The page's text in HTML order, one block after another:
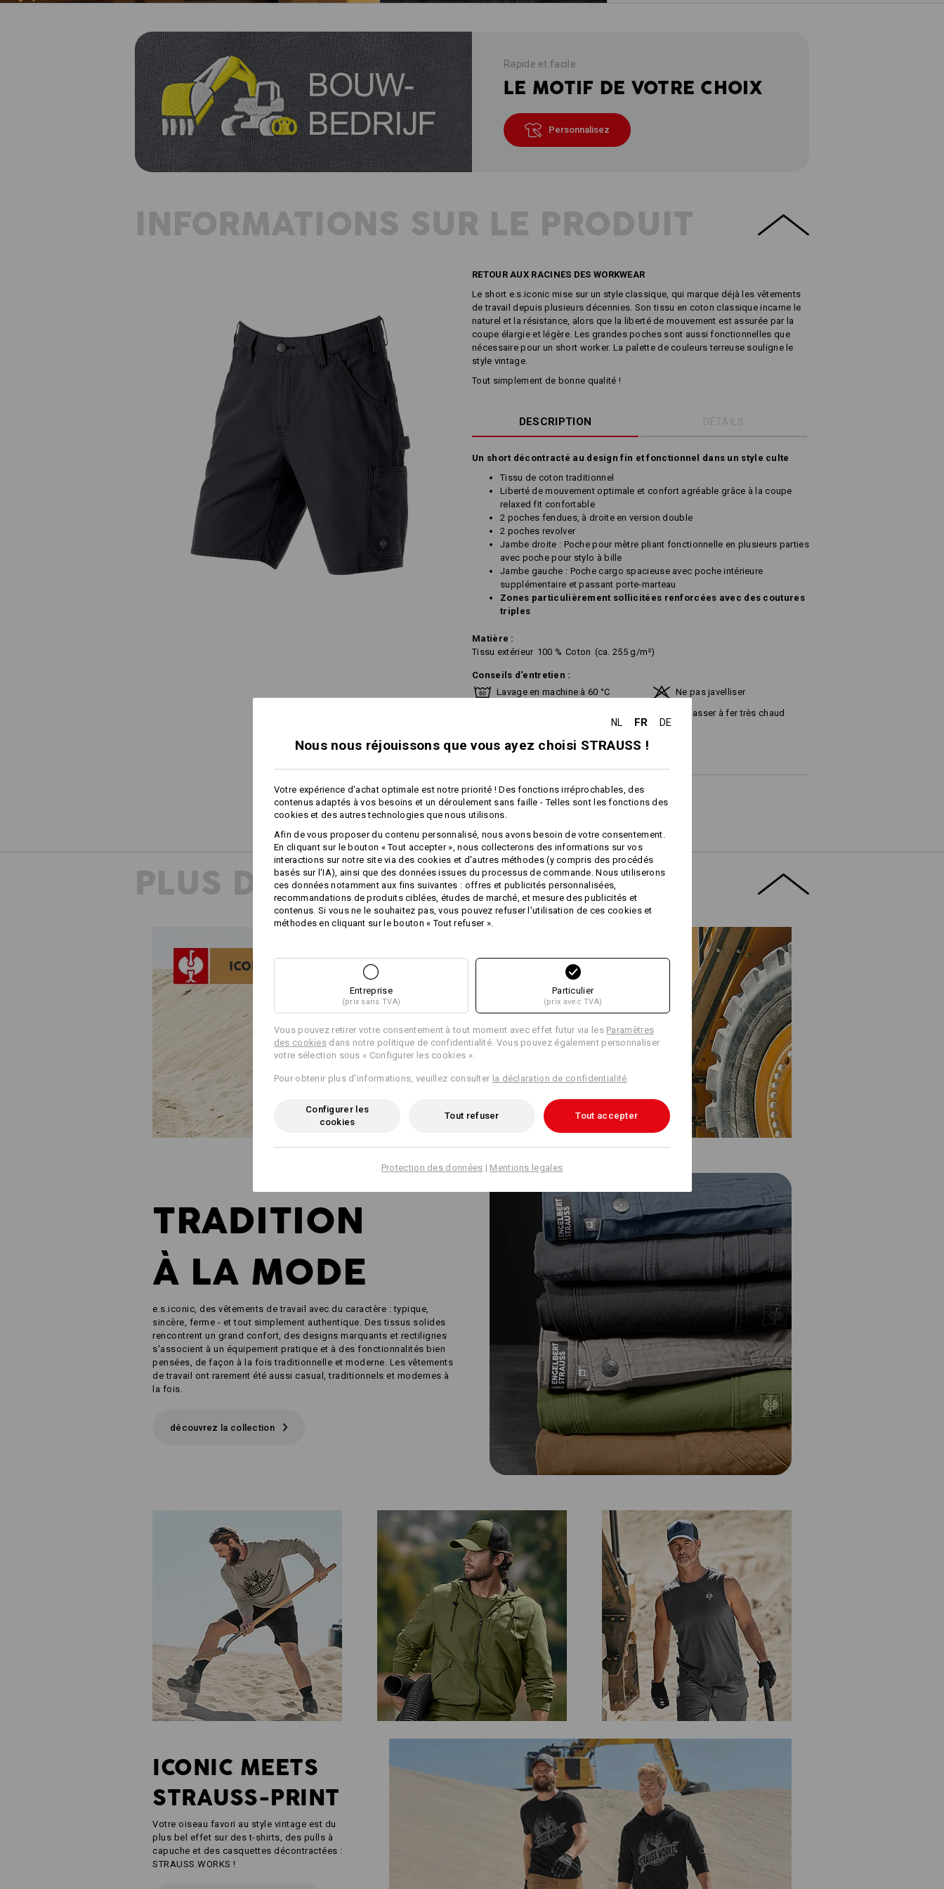
Rapide et facile
LE MOTIF DE VOTRE CHOIX
Personnalisez
INFORMATIONS SUR LE PRODUIT
RETOUR AUX RACINES DES WORKWEAR
Le short e.s.iconic mise sur un style classique, qui marque déjà les vêtements
de travail depuis plusieurs décennies. Son tissu en coton classique incarne le
naturel et la résistance, alors que la liberté de mouvement est assurée par la
coupe élargie et légère. Les grandes poches sont aussi fonctionnelles que
nécessaire pour un short worker. La palette de couleurs terreuse souligne le
style vintage.
Tout simplement de bonne qualité !
DESCRIPTION DÉTAILS
Un short décontracté au design fin et fonctionnel dans un style culte
Tissu de coton traditionnel
Liberté de mouvement optimale et confort agréable grâce à la coupe
relaxed fit confortable
2 poches fendues, à droite en version double
2 poches revolver
Jambe droite : Poche pour mètre pliant fonctionnelle en plusieurs parties
avec poche pour stylo à bille
Jambe gauche : Poche cargo spacieuse avec poche intérieure
supplémentaire et passant porte-marteau
Zones particulièrement sollicitées renforcées avec des coutures
triples
Matière :
Tissu extérieur 100 % Coton (ca. 255 g/m²)
Conseils d'entretien :
Lavage en machine à 60 °C
Ne pas javelliser
Repasser à fer très chaud
perchlorétylène possible
Veuillez tenir compte de ce qui suit pour choisir la taille:
Le coton pur peut rétrécir de 3-5 %.
!!! Article de saison !!! Livraison en fonction des stocks !!!
Personnalisation :
Service de logos
PLUS D'INFORMATIONS
TRADITION
À LA MODE
e.s.iconic, des vêtements de travail avec du caractère : typique,
sincère, ferme - et tout simplement authentique. Des tissus solides
rencontrent un grand confort, des designs marquants et rectilignes
s'associent à un équipement pratique et à des fonctionnalités bien
pensées, de façon à la fois traditionnelle et moderne. Les vêtements
de travail ont rarement été aussi casual, traditionnels et modernes à
la fois.
découvrez la collection
ICONIC MEETS
STRAUSS-PRINT
Votre oiseau favori au style vintage est du
plus bel effet sur des t-shirts, des pulls à
capuche et des casquettes décontractées :
STRAUSS.WORKS !
NL FR DE
Nous nous réjouissons que vous ayez choisi STRAUSS !
Votre expérience d'achat optimale est notre priorité ! Des fonctions irréprochables, des
contenus adaptés à vos besoins et un déroulement sans faille - Telles sont les fonctions des
cookies et des autres technologies que nous utilisons.
Afin de vous proposer du contenu personnalisé, nous avons besoin de votre consentement.
En cliquant sur le bouton « Tout accepter », nous collecterons des informations sur vos
interactions sur notre site via des cookies et d'autres méthodes (y compris des procédés
basés sur l'IA), ainsi que des données issues du processus de commande. Nous utiliserons
ces données notamment aux fins suivantes : offres et publicités personnalisées,
recommandations de produits ciblées, études de marché, et mesure des publicités et
contenus. Si vous ne le souhaitez pas, vous pouvez refuser l'utilisation de ces cookies et
méthodes en cliquant sur le bouton « Tout refuser ».
Entreprise
(prix sans TVA)
Particulier
(prix avec TVA)
Vous pouvez retirer votre consentement à tout moment avec effet futur via les Paramètres
des cookies dans notre politique de confidentialité. Vous pouvez également personnaliser
votre sélection sous « Configurer les cookies ».
Pour obtenir plus d'informations, veuillez consulter la déclaration de confidentialité
Configurer les
cookies
Tout refuser Tout accepter
Protection des données | Mentions legales